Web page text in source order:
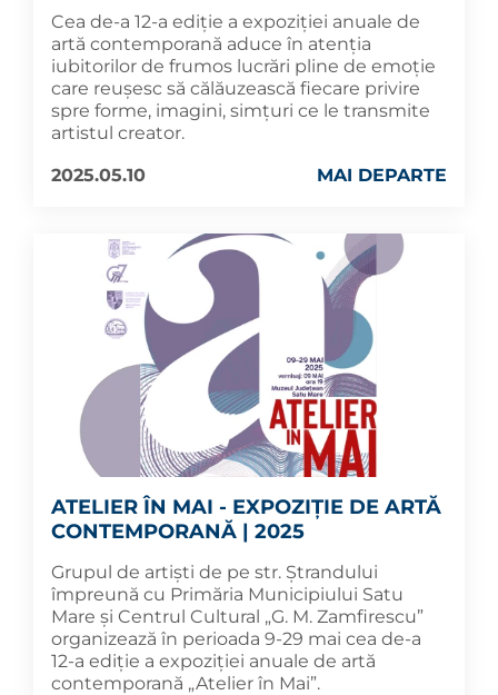
Cea de-a 12-a ediție a expoziției anuale de
artă contemporană aduce în atenția
iubitorilor de frumos lucrări pline de emoție
care reușesc să călăuzească fiecare privire
spre forme, imagini, simțuri ce le transmite
artistul creator.
2025.05.10
MAI DEPARTE
ATELIER ÎN MAI - EXPOZIȚIE DE ARTĂ
CONTEMPORANĂ | 2025
Grupul de artiști de pe str. Ștrandului
împreună cu Primăria Municipiului Satu
Mare și Centrul Cultural „G. M. Zamfirescu”
organizează în perioada 9-29 mai cea de-a
12-a ediție a expoziției anuale de artă
contemporană „Atelier în Mai”.